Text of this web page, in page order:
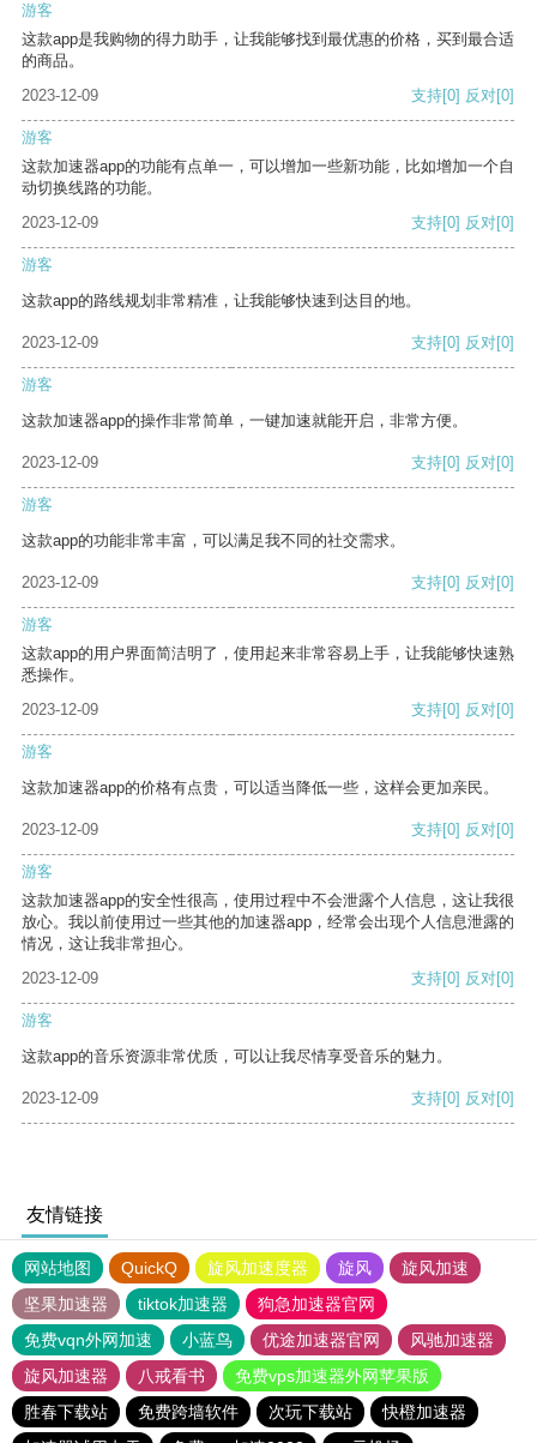
游客
这款app是我购物的得力助手，让我能够找到最优惠的价格，买到最合适
的商品。
2023-12-09
支持[0] 反对[0]
游客
这款加速器app的功能有点单一，可以增加一些新功能，比如增加一个自
动切换线路的功能。
2023-12-09
支持[0] 反对[0]
游客
这款app的路线规划非常精准，让我能够快速到达目的地。
2023-12-09 支持[0] 反对[0]
游客
这款加速器app的操作非常简单，一键加速就能开启，非常方便。
2023-12-09 支持[0] 反对[0]
游客
这款app的功能非常丰富，可以满足我不同的社交需求。
2023-12-09 支持[0] 反对[0]
游客
这款app的用户界面简洁明了，使用起来非常容易上手，让我能够快速熟
悉操作。
2023-12-09
支持[0] 反对[0]
游客
这款加速器app的价格有点贵，可以适当降低一些，这样会更加亲民。
2023-12-09 支持[0] 反对[0]
游客
这款加速器app的安全性很高，使用过程中不会泄露个人信息，这让我很
放心。我以前使用过一些其他的加速器app，经常会出现个人信息泄露的
情况，这让我非常担心。
2023-12-09
支持[0] 反对[0]
游客
这款app的音乐资源非常优质，可以让我尽情享受音乐的魅力。
2023-12-09 支持[0] 反对[0]
友情链接
网站地图 QuickQ 旋风加速度器 旋风
旋风加速
坚果加速器
tiktok加速器
狗急加速器官网
免费vqn外网加速
小蓝鸟 优途加速器官网
风驰加速器
旋风加速器
八戒看书
免费vps加速器外网苹果版
胜春下载站
免费跨墙软件 次玩下载站
快橙加速器